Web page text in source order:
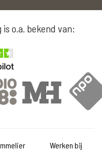
o.a. bekend van:
Werken bij